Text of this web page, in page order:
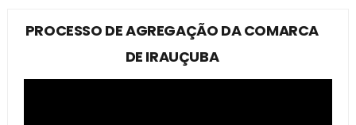
PROCESSO DE AGREGAÇÃO DA COMARCA
DE IRAUÇUBA